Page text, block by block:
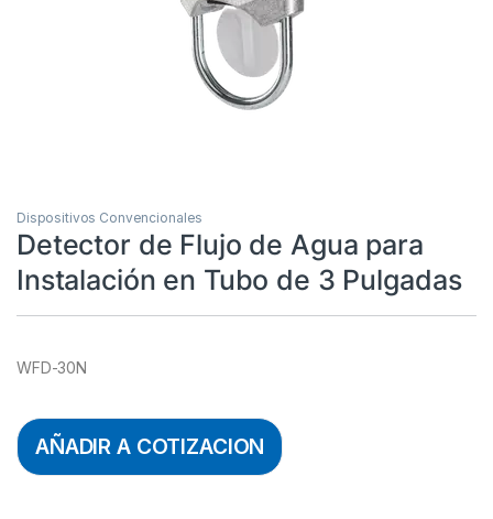
Dispositivos Convencionales
Detector de Flujo de Agua para
Instalación en Tubo de 3 Pulgadas
WFD-30N
AÑADIR A COTIZACION